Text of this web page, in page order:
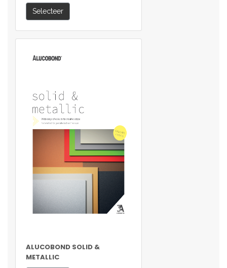
Selecteer
ALUCOBOND SOLID &
METALLIC